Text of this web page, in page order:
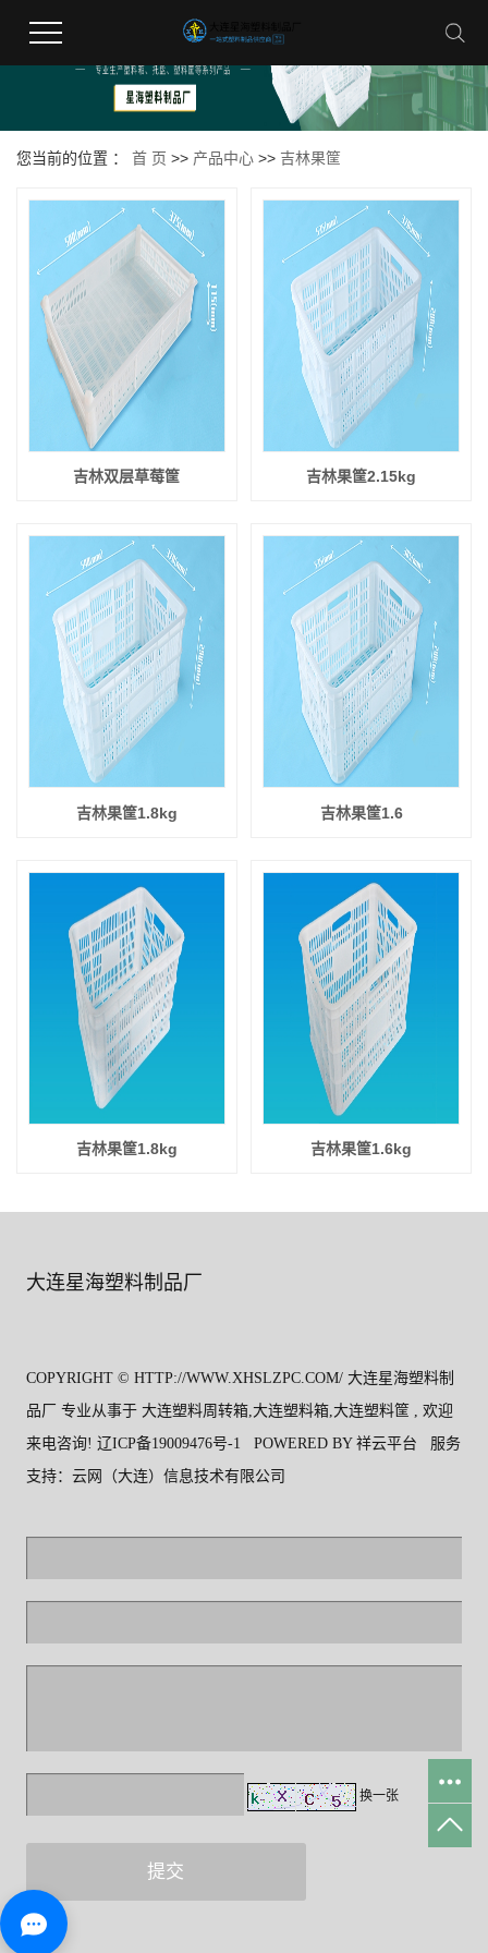
您当前的位置 ： 首 页 >> 产品中心 >> 吉林果筐
吉林双层草莓筐 吉林果筐2.15kg
吉林果筐1.8kg 吉林果筐1.6
吉林果筐1.8kg 吉林果筐1.6kg
大连星海塑料制品厂
COPYRIGHT © HTTP://WWW.XHSLZPC.COM/ 大连星海塑料制
品厂 专业从事于 大连塑料周转箱,大连塑料箱,大连塑料筐 , 欢迎
来电咨询! 辽ICP备19009476号-1 POWERED BY 祥云平台
服务
支持： 云网（大连）信息技术有限公司
换一张